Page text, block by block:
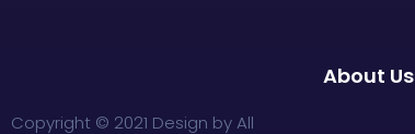
Copyright © 2021 Design by All
About Us